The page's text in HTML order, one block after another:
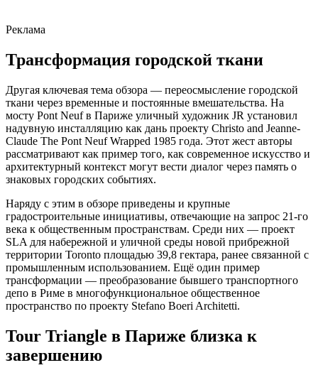
Реклама
Трансформация городской ткани
Другая ключевая тема обзора — переосмысление городской
ткани через временные и постоянные вмешательства. На
мосту Pont Neuf в Париже уличный художник JR установил
надувную инсталляцию как дань проекту Christo and Jeanne-
Claude The Pont Neuf Wrapped 1985 года. Этот жест авторы
рассматривают как пример того, как современное искусство и
архитектурный контекст могут вести диалог через память о
знаковых городских событиях.
Наряду с этим в обзоре приведены и крупные
градостроительные инициативы, отвечающие на запрос 21-го
века к общественным пространствам. Среди них — проект
SLA для набережной и уличной среды новой прибрежной
территории Toronto площадью 39,8 гектара, ранее связанной с
промышленным использованием. Ещё один пример
трансформации — преобразование бывшего транспортного
депо в Риме в многофункциональное общественное
пространство по проекту Stefano Boeri Architetti.
Tour Triangle в Париже близка к
завершению